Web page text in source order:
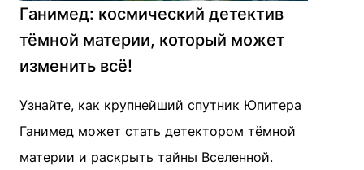
Ганимед: космический детектив
тёмной материи, который может
изменить всё!
Узнайте, как крупнейший спутник Юпитера
Ганимед может стать детектором тёмной
материи и раскрыть тайны Вселенной.